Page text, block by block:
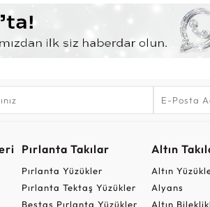
Pırlanta Takılar
Pırlanta Yüzükler
Pırlanta Tektaş Yüzükler
Beştaş Pırlanta Yüzükler
Altın
Altın
Alyans
Altın